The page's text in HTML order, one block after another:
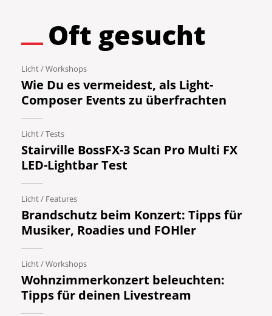
Oft gesucht
Licht/Workshops
Wie Du es vermeidest, als Light-
Composer Events zu überfrachten
Licht/Tests
Stairville BossFX-3 Scan Pro Multi FX
LED-Lightbar Test
Licht/ Features
Brandschutz beim Konzert: Tipps für
Musiker, Roadies und FOHler
Licht/Workshops
Wohnzimmerkonzert beleuchten:
Tipps für deinen Livestream